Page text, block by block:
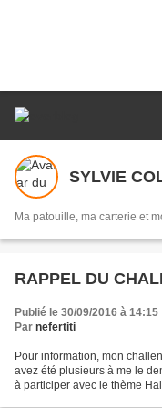
SYLVIE
Ma patouille, ma carterie et
Publié le 30/09/2016 à 14:15
Par nefertiti
Pour information, mon
avez été plusieurs à me le
à participer avec le thème